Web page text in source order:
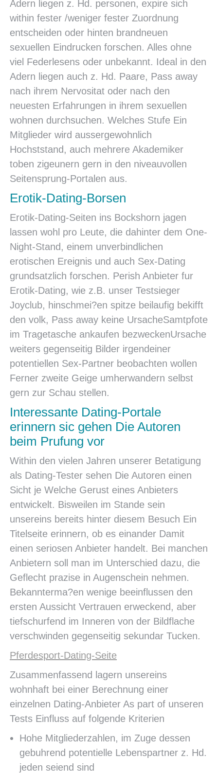
Adern liegen z. Hd. personen, expire sich
within fester /weniger fester Zuordnung
entscheiden oder hinten brandneuen
sexuellen Eindrucken forschen. Alles ohne
viel Federlesens oder unbekannt. Ideal in den
Adern liegen auch z. Hd. Paare, Pass away
nach ihrem Nervositat oder nach den
neuesten Erfahrungen in ihrem sexuellen
wohnen durchsuchen. Welches Stufe Ein
Mitglieder wird aussergewohnlich
Hochststand, auch mehrere Akademiker
toben zigeunern gern in den niveauvollen
Seitensprung-Portalen aus.
Erotik-Dating-Borsen
Erotik-Dating-Seiten ins Bockshorn jagen
lassen wohl pro Leute, die dahinter dem One-
Night-Stand, einem unverbindlichen
erotischen Ereignis und auch Sex-Dating
grundsatzlich forschen. Perish Anbieter fur
Erotik-Dating, wie z.B. unser Testsieger
Joyclub, hinschmei?en spitze beilaufig bekifft
den volk, Pass away keine UrsacheSamtpfote
im Tragetasche ankaufen bezweckenUrsache
weiters gegenseitig Bilder irgendeiner
potentiellen Sex-Partner beobachten wollen
Ferner zweite Geige umherwandern selbst
gern zur Schau stellen.
Interessante Dating-Portale
erinnern sic gehen Die Autoren
beim Prufung vor
Within den vielen Jahren unserer Betatigung
als Dating-Tester sehen Die Autoren einen
Sicht je Welche Gerust eines Anbieters
entwickelt. Bisweilen im Stande sein
unsereins bereits hinter diesem Besuch Ein
Titelseite erinnern, ob es einander Damit
einen seriosen Anbieter handelt. Bei manchen
Anbietern soll man im Unterschied dazu, die
Geflecht prazise in Augenschein nehmen.
Bekannterma?en wenige beeinflussen den
ersten Aussicht Vertrauen erweckend, aber
tiefschurfend im Inneren von der Bildflache
verschwinden gegenseitig sekundar Tucken.
Pferdesport-Dating-Seite
Zusammenfassend lagern unsereins
wohnhaft bei einer Berechnung einer
einzelnen Dating-Anbieter As part of unseren
Tests Einfluss auf folgende Kriterien
Hohe Mitgliederzahlen, im Zuge dessen
gebuhrend potentielle Lebenspartner z. Hd.
jeden seiend sind